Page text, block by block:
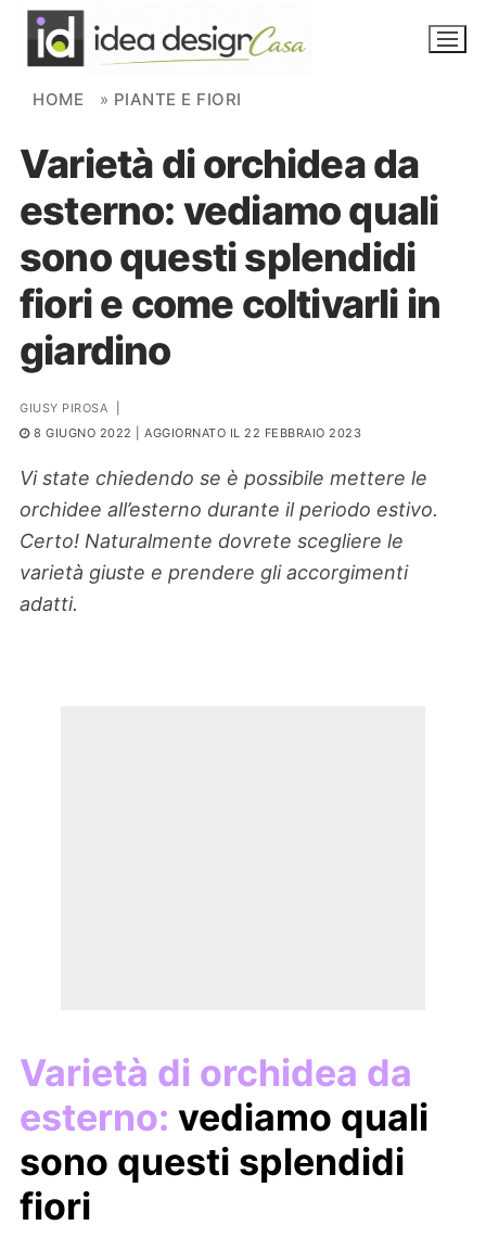
Skip to content
NOVITÀ
AMBIENTI
FAI DA TE
PIANTE
Ortaggio
HOME » PIANTE E FIORI
Varietà di orchidea da
esterno: vediamo quali
sono questi splendidi
fiori e come coltivarli in
giardino
GIUSY PIROSA
8 GIUGNO 2022
| AGGIORNATO IL 22 FEBBRAIO 2023
Vi state chiedendo se è possibile mettere le
orchidee all’esterno durante il periodo estivo.
Certo! Naturalmente dovrete scegliere le
varietà giuste e prendere gli accorgimenti
adatti.
Varietà di orchidea da
esterno: vediamo quali
sono questi splendidi
fiori